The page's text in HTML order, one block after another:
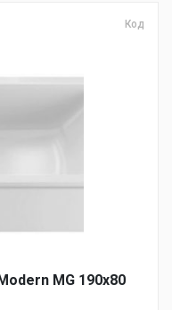
Код
MG 190х80